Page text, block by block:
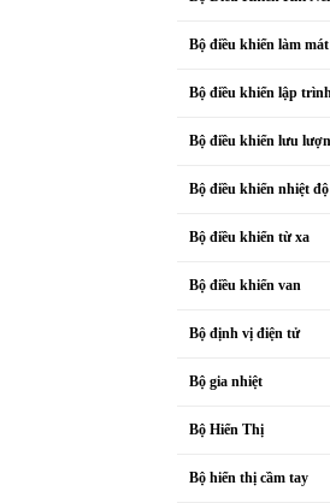
Bộ điều khiển làm mát
Bộ điều khiển lập
Bộ điều khiển lưu
Bộ điều khiển nhiệt độ
Bộ điều khiển từ xa
Bộ điều khiển van
Bộ định vị điện tử
Bộ gia nhiệt
Bộ Hiển Thị
Bộ hiển thị cầm tay